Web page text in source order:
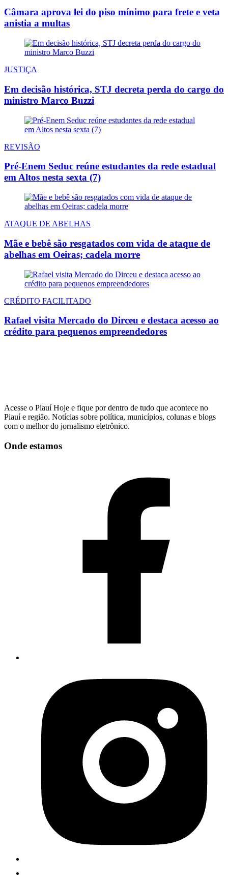
Câmara aprova lei do piso mínimo para frete e veta
anistia a multas
JUSTIÇA
Em decisão histórica, STJ decreta perda do cargo do
ministro Marco Buzzi
REVISÃO
Pré-Enem Seduc reúne estudantes da rede estadual
em Altos nesta sexta (7)
ATAQUE DE ABELHAS
Mãe e bebê são resgatados com vida de ataque de
abelhas em Oeiras; cadela morre
CRÉDITO FACILITADO
Rafael visita Mercado do Dirceu e destaca acesso ao
crédito para pequenos empreendedores
Acesse o Piauí Hoje e fique por dentro de tudo que acontece no
Piauí e região. Notícias sobre política, municípios, colunas e blogs
com o melhor do jornalismo eletrônico.
Onde estamos